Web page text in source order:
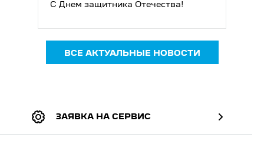
С Днем защитника Отечества!
ВСЕ АКТУАЛЬНЫЕ НОВОСТИ
ЗАЯВКА НА СЕРВИС